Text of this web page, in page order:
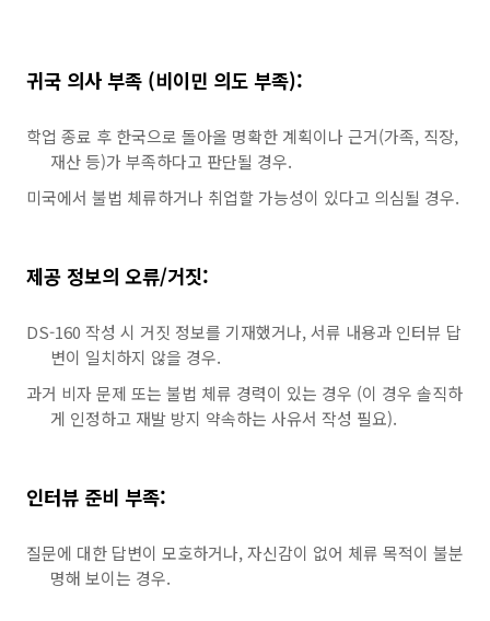
귀국 의사 부족 (비이민 의도 부족):
학업 종료 후 한국으로 돌아올 명확한 계획이나 근거(가족, 직장,
재산 등)가 부족하다고 판단될 경우.
미국에서 불법 체류하거나 취업할 가능성이 있다고 의심될 경우.
제공 정보의 오류/거짓:
DS-160 작성 시 거짓 정보를 기재했거나, 서류 내용과 인터뷰 답
변이 일치하지 않을 경우.
과거 비자 문제 또는 불법 체류 경력이 있는 경우 (이 경우 솔직하
게 인정하고 재발 방지 약속하는 사유서 작성 필요).
인터뷰 준비 부족:
질문에 대한 답변이 모호하거나, 자신감이 없어 체류 목적이 불분
명해 보이는 경우.